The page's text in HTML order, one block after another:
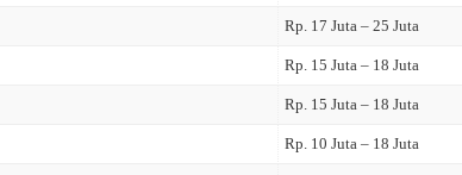
Rp. 17 Juta – 25 Juta
Rp. 15 Juta – 18 Juta
Rp. 15 Juta – 18 Juta
Rp. 10 Juta – 18 Juta